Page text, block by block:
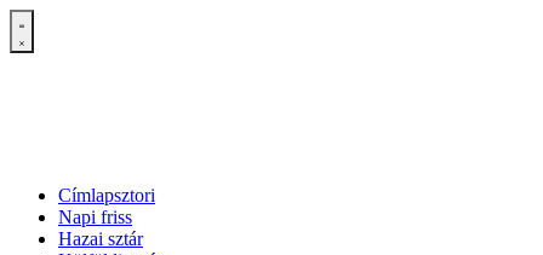
Címlapsztori
Napi friss
Hazai sztár